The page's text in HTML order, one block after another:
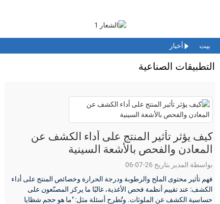
بيت أخبار
التطبيقات الصناعية
كيف يؤثر تأثير المنتج على أداء الكشف عن
المعادن والفحص بالأشعة السينية
بواسطة المدير بتاريخ 26-07-06
فهم تأثير محتوى الملح والرطوبة ودرجة الحرارة وخصائص المنتج على أداء
الكشف: عند تقييم أنظمة فحص الأغذية، غالبًا ما يركز المصنّعون على
حساسية الكشف عن الملوثات. وتُطرح أسئلة مثل: "ما هو حجم شظايا